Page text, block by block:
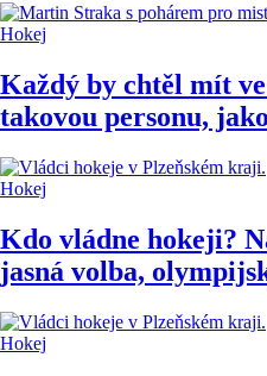
Hokej
Každý by chtěl mít
takovou personu,
Hokej
Kdo vládne hokeji?
jasná volba,
Hokej